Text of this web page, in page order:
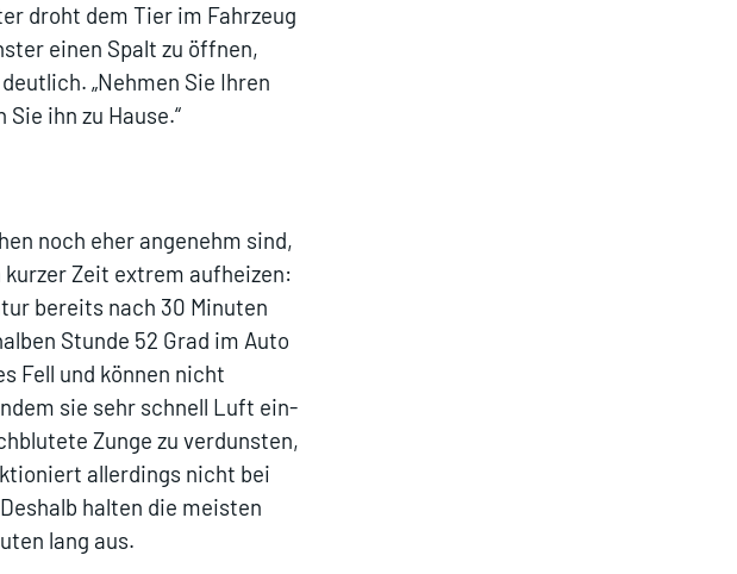
droht dem Tier im Fahrzeug
einen Spalt zu öffnen,
„Nehmen Sie Ihren
ihn zu Hause.“
noch eher angenehm sind,
Zeit extrem aufheizen:
bereits nach 30 Minuten
Stunde 52 Grad im Auto
Fell und können nicht
sie sehr schnell Luft ein-
Zunge zu verdunsten,
allerdings nicht bei
halten die meisten
lang aus.